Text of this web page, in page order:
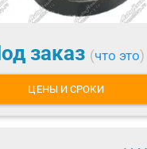
заказ (что это)
ЦЕНЫ И СРОКИ